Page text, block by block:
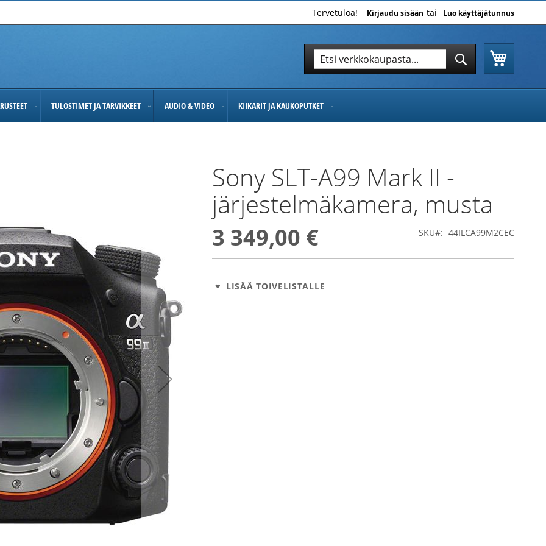
Tervetuloa! Kirjaudu sisään Luo käyttäjätunnus
Hae
TULOSTIMET JA TARVIKKEET AUDIO & VIDEO KIIKARIT JA KAUKOPUTKET
Sony SLT-A99 Mark II -
järjestelmäkamera, musta
3 349,00 € SKU 44ILCA99M2CEC
LISÄÄ TOIVELISTALLE